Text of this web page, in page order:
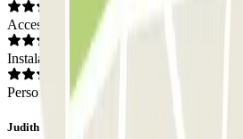
Acceso
Instalaciones
Personal
Judith